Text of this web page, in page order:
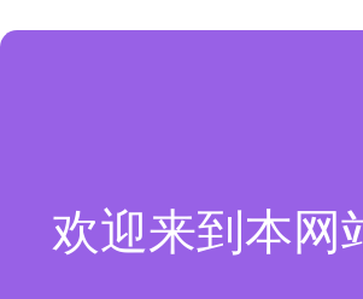
欢迎来到本网